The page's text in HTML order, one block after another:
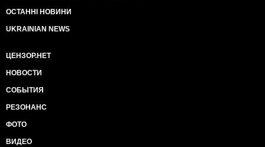
ОСТАННІ НОВИНИ
UKRAINIAN NEWS
ЦЕНЗОР.НЕТ
НОВОСТИ
СОБЫТИЯ
РЕЗОНАНС
ФОТО
ВИДЕО